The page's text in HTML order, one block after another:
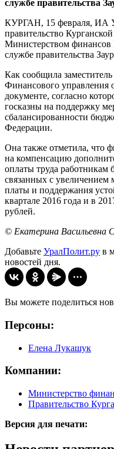
службе правительства
КУРГАН, 15 февраля, ИА
правительство
Министерством
службе правительства
Как сообщила
Финансового управления
документе, согласно
госказны на поддержку
сбалансированности
Федерации.
Она также отметила, что
на компенсацию
оплаты труда
связанных с увеличением
платы и поддержания
квартале 2016 года и в
рублей.
© Екатерина Васильевна
Добавьте УралПолит.ру в
новостей дня.
Вы можете поделиться
Персоны:
Елена Лукашук
Компании:
Министерство
Правительство
Версия для печати: